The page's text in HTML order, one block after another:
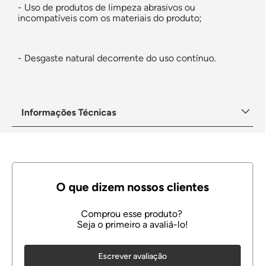
- Uso de produtos de limpeza abrasivos ou
incompatíveis com os materiais do produto;
- Desgaste natural decorrente do uso contínuo.
Informações Técnicas
Escrever avaliação